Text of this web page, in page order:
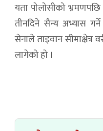
यता पोलोसीको
तीनदिने सैन्य अभ्यास
सेनाले ताइवान सीमाक्षेत्र
लागेको हो ।